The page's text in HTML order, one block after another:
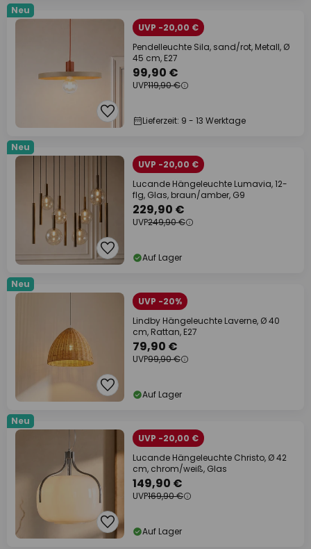
Neu
UVP -20,00 €
Pendelleuchte Sila, sand/rot, Metall, Ø
45 cm, E27
99,90 €
UVP119,90 €
Lieferzeit: 9 - 13 Werktage
Neu
UVP -20,00 €
Lucande Hängeleuchte Lumavia, 12-
flg, Glas, braun/amber, G9
229,90 €
UVP249,90 €
Auf Lager
Neu
UVP -20%
Lindby Hängeleuchte Laverne, Ø 40
cm, Rattan, E27
79,90 €
UVP99,90 €
Auf Lager
Neu
UVP -20,00 €
Lucande Hängeleuchte Christo, Ø 42
cm, chrom/weiß, Glas
149,90 €
UVP169,90 €
Auf Lager